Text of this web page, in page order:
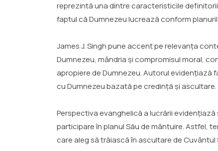
reprezintă una dintre caracteristicile
faptul că Dumnezeu lucrează conform
James J. Singh pune accent pe relevanța
Dumnezeu, mândria și compromisul moral,
apropiere de Dumnezeu. Autorul
cu Dumnezeu bazată pe credință și ascultare.
Perspectiva evanghelică a lucrării evidențiază
participare în planul Său de mântuire. Astfel,
care aleg să trăiască în ascultare de Cuvântul